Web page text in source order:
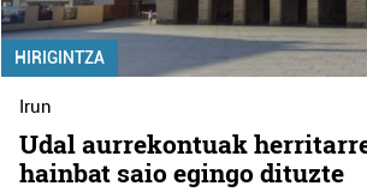
HIRIGINTZA
Irun
Udal aurrekontuak
hainbat saio egingo dituzte